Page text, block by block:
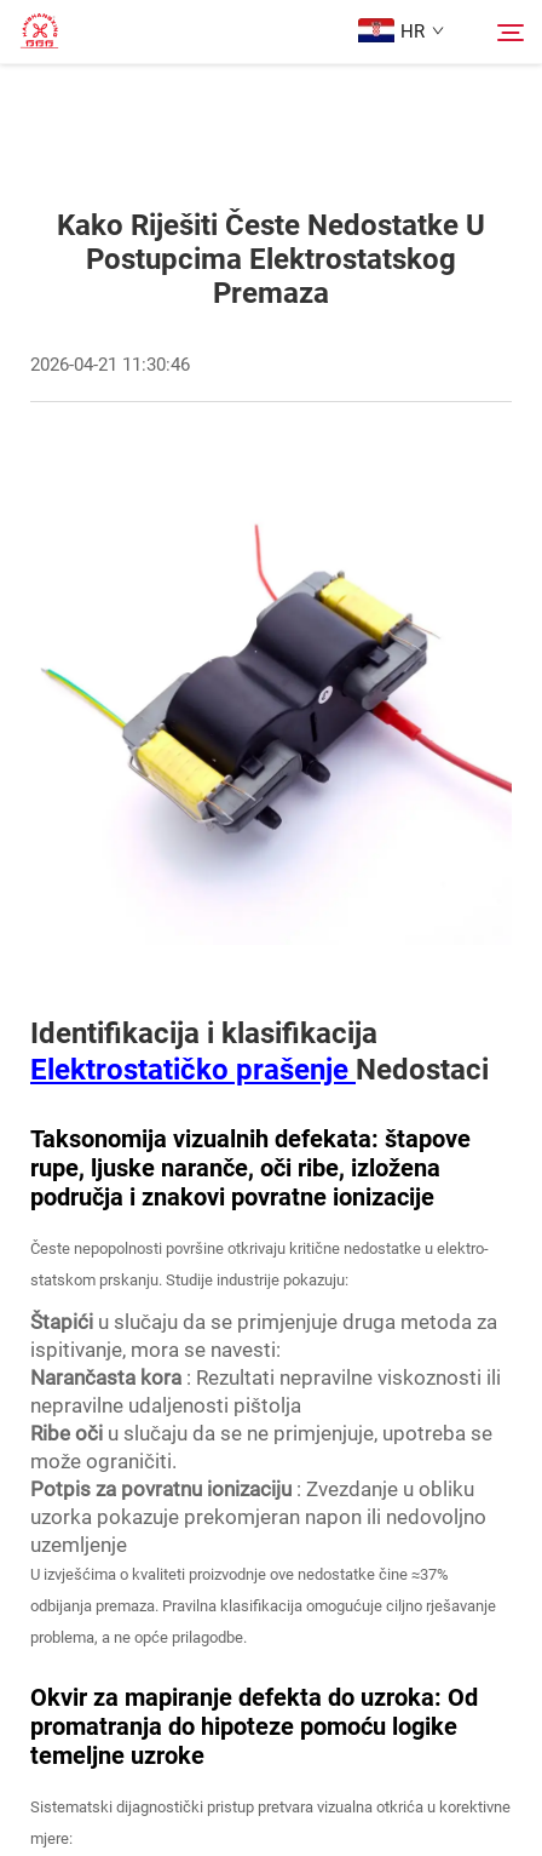
HR
Proizvodi
Slučajevi
Kako Riješiti Česte Nedostatke U
Postupcima Elektrostatskog
Premaza
2026-04-21 11:30:46
Identifikacija i klasifikacija
Elektrostatičko prašenje Nedostaci
Taksonomija vizualnih defekata: štapove
rupe, ljuske naranče, oči ribe, izložena
područja i znakovi povratne ionizacije
Česte nepopolnosti površine otkrivaju kritične nedostatke u elektro-
statskom prskanju. Studije industrije pokazuju:
Štapići u slučaju da se primjenjuje druga metoda za
ispitivanje, mora se navesti:
Narančasta kora : Rezultati nepravilne viskoznosti ili
nepravilne udaljenosti pištolja
Ribe oči u slučaju da se ne primjenjuje, upotreba se
može ograničiti.
Potpis za povratnu ionizaciju : Zvezdanje u obliku
uzorka pokazuje prekomjeran napon ili nedovoljno
uzemljenje
U izvješćima o kvaliteti proizvodnje ove nedostatke čine ≈37%
odbijanja premaza. Pravilna klasifikacija omogućuje ciljno rješavanje
problema, a ne opće prilagodbe.
Okvir za mapiranje defekta do uzroka: Od
promatranja do hipoteze pomoću logike
temeljne uzroke
Sistematski dijagnostički pristup pretvara vizualna otkrića u korektivne
mjere: